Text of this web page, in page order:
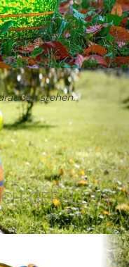
stehen.
GEFALLEN …